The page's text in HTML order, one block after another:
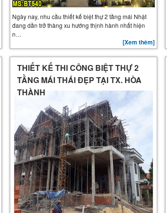
Ngày nay, nhu cầu thiết kế biệt thự 2 tầng mái Nhật
đang dần trở thàng xu hướng thịnh hành nhất hiện
n…
[Xem thêm]
THIẾT KẾ THI CÔNG BIỆT THỰ 2
TẦNG MÁI THÁI ĐẸP TẠI TX. HÒA
THÀNH